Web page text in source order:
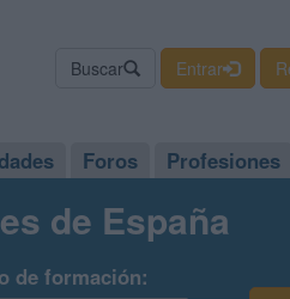
Buscar Entrar
Foros Profesiones
de España
de formación: